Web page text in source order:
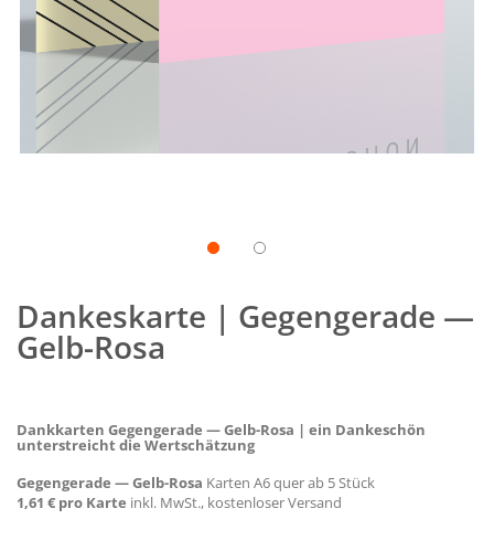
der
Bildgalerie
springen
Dankeskarte | Gegengerade —
Gelb-Rosa
Dankkarten Gegengerade — Gelb-Rosa | ein Dankeschön
unterstreicht die Wertschätzung
Gegengerade — Gelb-Rosa Karten A6 quer ab 5 Stück
1,61 € pro Karte inkl. MwSt., kostenloser Versand